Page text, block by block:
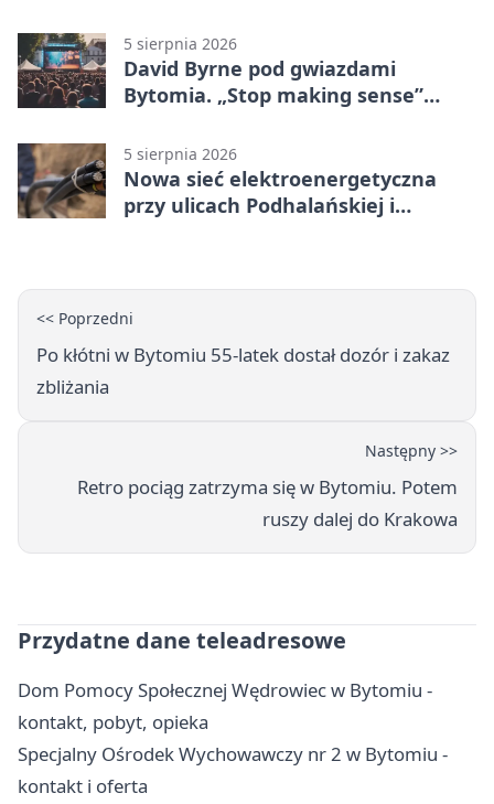
5 sierpnia 2026
David Byrne pod gwiazdami
Bytomia. „Stop making sense”
5 sierpnia 2026
Nowa sieć elektroenergetyczna
przy ulicach Podhalańskiej i
<< Poprzedni
Po kłótni w Bytomiu 55-latek dostał dozór i zakaz
zbliżania
Następny >>
Retro pociąg zatrzyma się w Bytomiu. Potem
ruszy dalej do Krakowa
Przydatne dane teleadresowe
Dom Pomocy Społecznej Wędrowiec w Bytomiu -
kontakt, pobyt, opieka
Specjalny Ośrodek Wychowawczy nr 2 w Bytomiu -
kontakt i oferta